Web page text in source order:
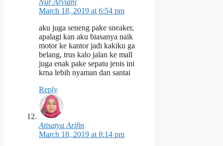
Nur Arviani
March 18, 2019 at 6:54 pm
aku juga seneng pake sneaker,
apalagi kan aku biasanya naik
motor ke kantor jadi kakiku ga
belang, trus kalo jalan ke mall
juga enak pake sepatu jenis ini
krna lebih nyaman dan santai
Reply
Atisatya Arifin
March 18, 2019 at 8:14 pm